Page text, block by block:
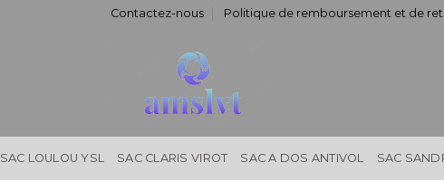
Contactez-nous Politique de remboursement et de
SAC LOULOU YSL SAC CLARIS VIROT SAC A DOS ANTIVOL SAC